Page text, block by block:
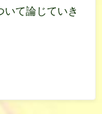
て論じていき